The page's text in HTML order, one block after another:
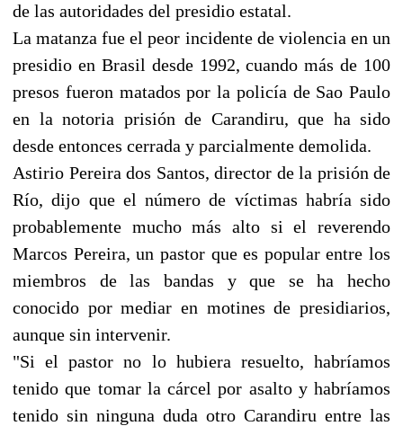
de las autoridades del presidio estatal.
La matanza fue el peor incidente de violencia en un
presidio en Brasil desde 1992, cuando más de 100
presos fueron matados por la policía de Sao Paulo
en la notoria prisión de Carandiru, que ha sido
desde entonces cerrada y parcialmente demolida.
Astirio Pereira dos Santos, director de la prisión de
Río, dijo que el número de víctimas habría sido
probablemente mucho más alto si el reverendo
Marcos Pereira, un pastor que es popular entre los
miembros de las bandas y que se ha hecho
conocido por mediar en motines de presidiarios,
aunque sin intervenir.
"Si el pastor no lo hubiera resuelto, habríamos
tenido que tomar la cárcel por asalto y habríamos
tenido sin ninguna duda otro Carandiru entre las